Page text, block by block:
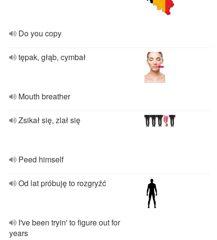
Do you copy
tępak, głąb, cymbał
Mouth breather
Zsikał się, zlał się
Peed himself
Od lat próbuję to rozgryźć
I've been tryin' to figure out for
years